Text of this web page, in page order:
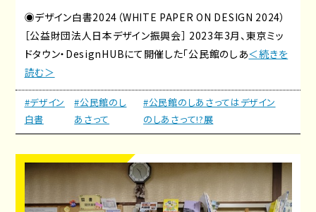
◉デザイン白書2024（WHITE PAPER ON DESIGN 2024）
［公益財団法人日本デザイン振興会］ 2023年3月、東京ミッ
ドタウン・DesignHUBにて開催した「公民館のしあ＜続きを
読む＞
#デザイン
白書
#公民館のし
あさって
#公民館のしあさってはデザイン
のしあさって!?展